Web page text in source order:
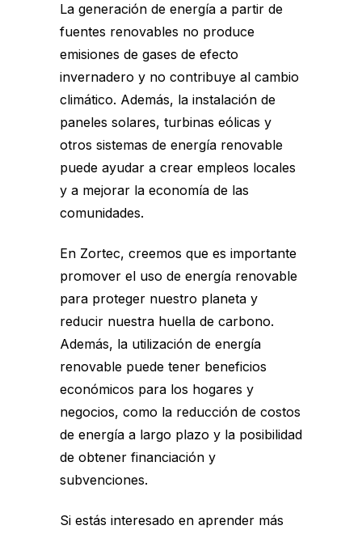
La generación de energía a partir de
fuentes renovables no produce
emisiones de gases de efecto
invernadero y no contribuye al cambio
climático. Además, la instalación de
paneles solares, turbinas eólicas y
otros sistemas de energía renovable
puede ayudar a crear empleos locales
y a mejorar la economía de las
comunidades.
En Zortec, creemos que es importante
promover el uso de energía renovable
para proteger nuestro planeta y
reducir nuestra huella de carbono.
Además, la utilización de energía
renovable puede tener beneficios
económicos para los hogares y
negocios, como la reducción de costos
de energía a largo plazo y la posibilidad
de obtener financiación y
subvenciones.
Si estás interesado en aprender más